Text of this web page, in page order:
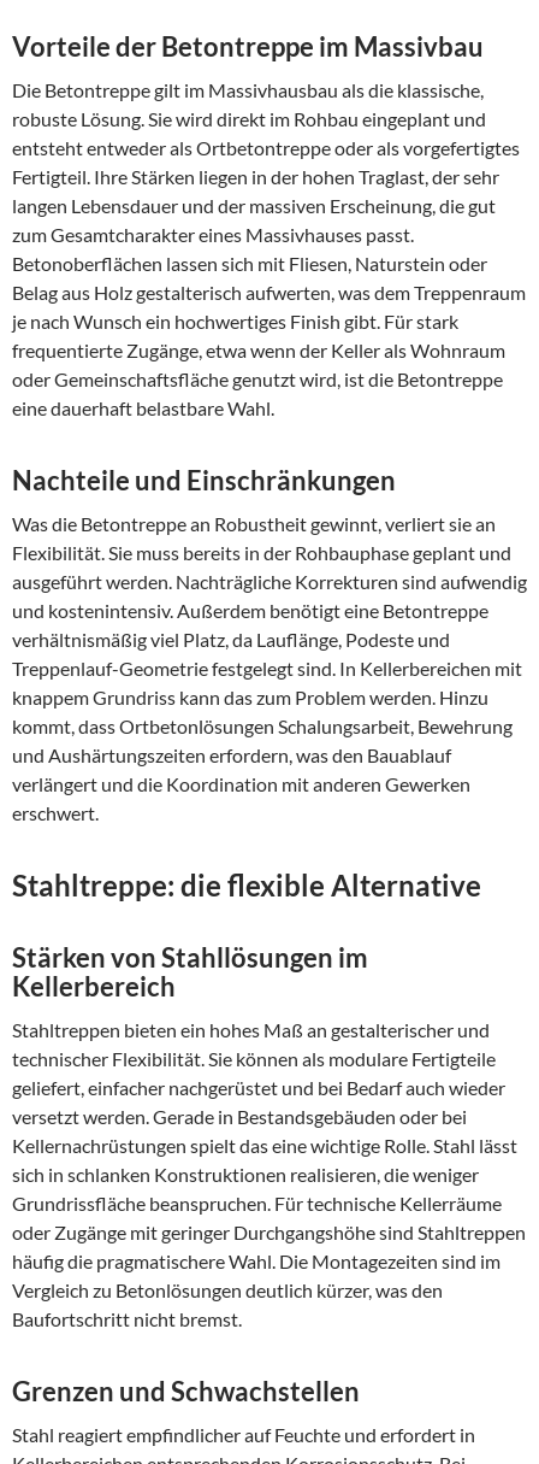
Vorteile der Betontreppe im Massivbau
Die Betontreppe gilt im Massivhausbau als die klassische,
robuste Lösung. Sie wird direkt im Rohbau eingeplant und
entsteht entweder als Ortbetontreppe oder als vorgefertigtes
Fertigteil. Ihre Stärken liegen in der hohen Traglast, der sehr
langen Lebensdauer und der massiven Erscheinung, die gut
zum Gesamtcharakter eines Massivhauses passt.
Betonoberflächen lassen sich mit Fliesen, Naturstein oder
Belag aus Holz gestalterisch aufwerten, was dem Treppenraum
je nach Wunsch ein hochwertiges Finish gibt. Für stark
frequentierte Zugänge, etwa wenn der Keller als Wohnraum
oder Gemeinschaftsfläche genutzt wird, ist die Betontreppe
eine dauerhaft belastbare Wahl.
Nachteile und Einschränkungen
Was die Betontreppe an Robustheit gewinnt, verliert sie an
Flexibilität. Sie muss bereits in der Rohbauphase geplant und
ausgeführt werden. Nachträgliche Korrekturen sind aufwendig
und kostenintensiv. Außerdem benötigt eine Betontreppe
verhältnismäßig viel Platz, da Lauflänge, Podeste und
Treppenlauf-Geometrie festgelegt sind. In Kellerbereichen mit
knappem Grundriss kann das zum Problem werden. Hinzu
kommt, dass Ortbetonlösungen Schalungsarbeit, Bewehrung
und Aushärtungszeiten erfordern, was den Bauablauf
verlängert und die Koordination mit anderen Gewerken
erschwert.
Stahltreppe: die flexible Alternative
Stärken von Stahllösungen im
Kellerbereich
Stahltreppen bieten ein hohes Maß an gestalterischer und
technischer Flexibilität. Sie können als modulare Fertigteile
geliefert, einfacher nachgerüstet und bei Bedarf auch wieder
versetzt werden. Gerade in Bestandsgebäuden oder bei
Kellernachrüstungen spielt das eine wichtige Rolle. Stahl lässt
sich in schlanken Konstruktionen realisieren, die weniger
Grundrissfläche beanspruchen. Für technische Kellerräume
oder Zugänge mit geringer Durchgangshöhe sind Stahltreppen
häufig die pragmatischere Wahl. Die Montagezeiten sind im
Vergleich zu Betonlösungen deutlich kürzer, was den
Baufortschritt nicht bremst.
Grenzen und Schwachstellen
Stahl reagiert empfindlicher auf Feuchte und erfordert in